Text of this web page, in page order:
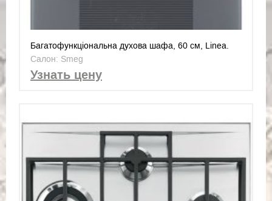
Багатофункціональна духова шафа, 60 см, Linea.
Клас енергоспоживання А +
Салон: Smeg
Узнать цену